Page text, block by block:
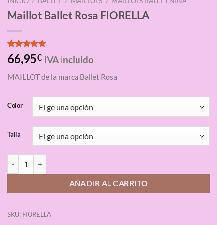
Maillot Ballet Rosa FIORELLA
Valorado
con4.67
base a
3
66,95€ IVA incluido
MAILLOT de la marca Ballet Rosa
Color
Talla
AÑADIR AL CARRITO
SKU: FIORELLA